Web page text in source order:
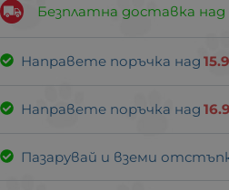
Безплатна доставка над
Направете поръчка над
Направете поръчка над
Пазарувай и вземи